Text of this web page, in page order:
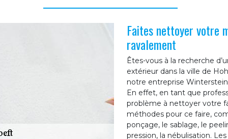
Faites nettoyer votre
ravalement
Êtes-vous à la recherche
extérieur dans la ville de
notre entreprise
En effet, en tant que
problème à nettoyer votre
méthodes pour ce faire,
ponçage, le sablage, le
pression, la nébulisation.